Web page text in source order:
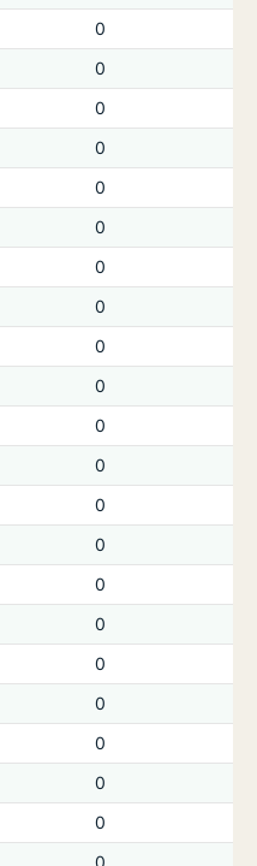
0
0
0
0
0
0
0
0
0
0
0
0
0
0
0
0
0
0
0
0
0
0